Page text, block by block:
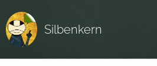
Silbenkern